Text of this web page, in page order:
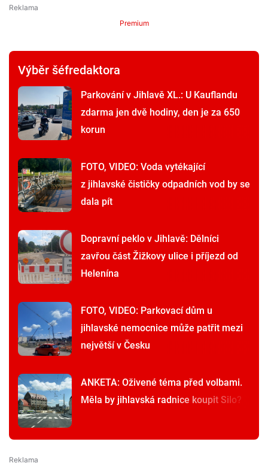
Premium
Výběr šéfredaktora
Parkování v Jihlavě XL.: U Kauflandu
zdarma jen dvě hodiny, den je za 650
korun
FOTO, VIDEO: Voda vytékající
z jihlavské čističky odpadních vod by se
dala pít
Dopravní peklo v Jihlavě: Dělníci
zavřou část Žižkovy ulice i příjezd od
Helenína
FOTO, VIDEO: Parkovací dům u
jihlavské nemocnice může patřit mezi
největší v Česku
ANKETA: Oživené téma před volbami.
Měla by jihlavská radnice koupit Silo?